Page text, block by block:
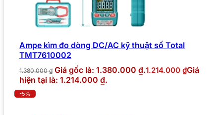
Ampe kìm đo dòng DC/AC kỹ thuật số Total
TMT7610002
1.380.000₫ Giá gốc là: 1.380.000 ₫.1.214.000 ₫Giá
hiện tại là: 1.214.000 ₫.
-5%